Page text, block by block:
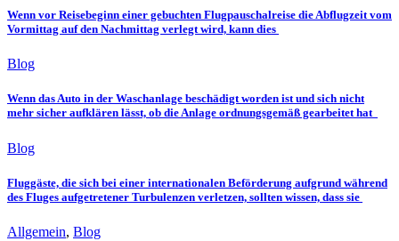
Wenn vor Reisebeginn einer gebuchten Flugpauschalreise die Abflugzeit vom
Vormittag auf den Nachmittag verlegt wird, kann dies
Blog
Wenn das Auto in der Waschanlage beschädigt worden ist und sich nicht
mehr sicher aufklären lässt, ob die Anlage ordnungsgemäß gearbeitet hat
Blog
Fluggäste, die sich bei einer internationalen Beförderung aufgrund während
des Fluges aufgetretener Turbulenzen verletzen, sollten wissen, dass sie
Allgemein, Blog